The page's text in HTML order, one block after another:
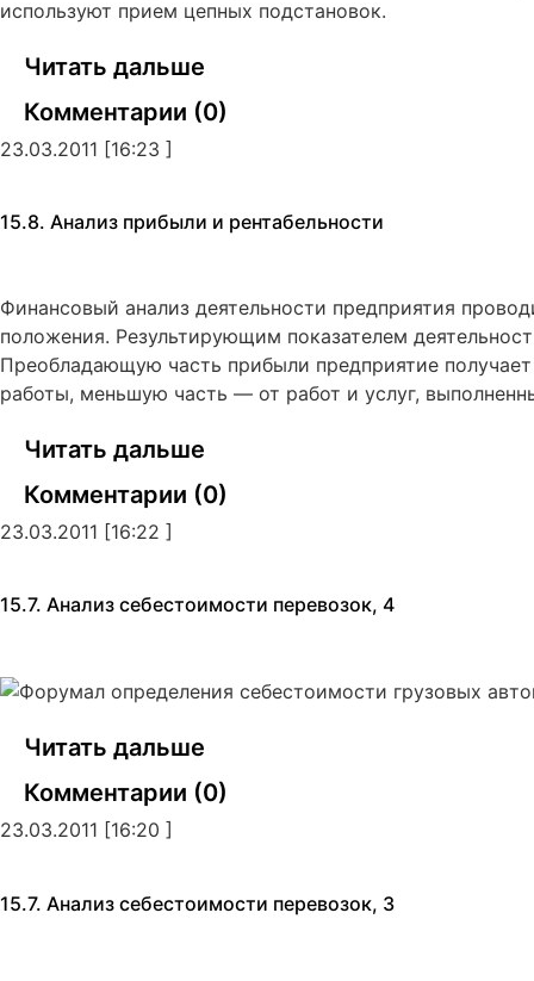
используют прием цепных подстановок.
Читать дальше
Комментарии (0)
23.03.2011 [16:23 ]
15.8. Анализ прибыли и рентабельности
Финансовый анализ деятельности предприятия
положения. Результирующим показателем
Преобладающую часть прибыли предприятие
работы, меньшую часть — от работ и услуг,
Читать дальше
Комментарии (0)
23.03.2011 [16:22 ]
15.7. Анализ себестоимости перевозок, 4
Читать дальше
Комментарии (0)
23.03.2011 [16:20 ]
15.7. Анализ себестоимости перевозок, 3